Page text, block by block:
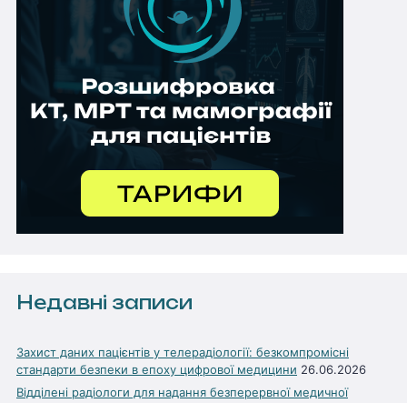
Недавні записи
Захист даних пацієнтів у телерадіології: безкомпромісні
стандарти безпеки в епоху цифрової медицини 26.06.2026
Відділені радіологи для надання безперервної медичної